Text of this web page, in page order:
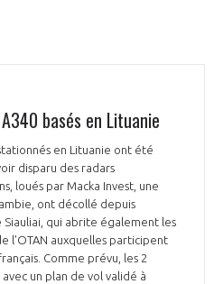
basés en Lituanie
en Lituanie ont été
disparu des radars
loués par Macka Invest, une
ont décollé depuis
qui abrite également les
l'OTAN auxquelles participent
Comme prévu, les 2
un plan de vol validé à